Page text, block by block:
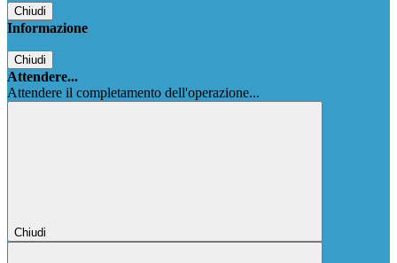
Chiudi
Informazione
Chiudi
Attendere...
Attendere il completamento dell'operazione...
Chiudi